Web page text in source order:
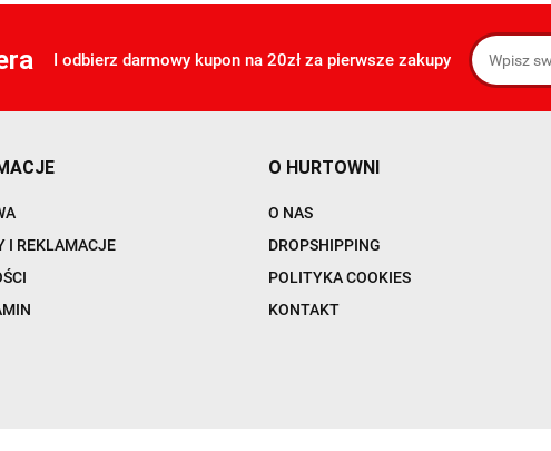
I odbierz darmowy kupon na 20zł za pierwsze zakupy
I REKLAMACJE
O HURTOWNI
O NAS
DROPSHIPPING
POLITYKA COOKIES
KONTAKT